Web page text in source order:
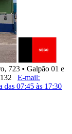
723 • Galpão 01 e
E-mail:
das 07:45 às 17:30